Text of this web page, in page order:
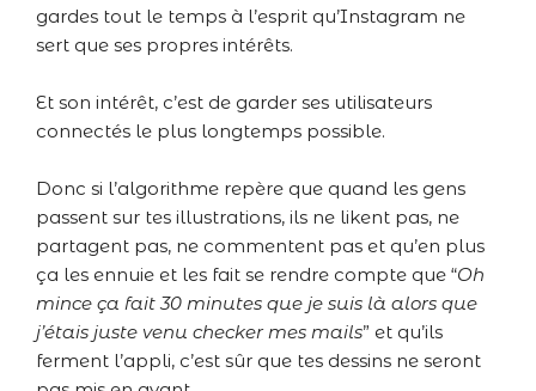
gardes tout le temps à l’esprit qu’Instagram ne
sert que ses propres intérêts.
Et son intérêt, c’est de garder ses utilisateurs
connectés le plus longtemps possible.
Donc si l’algorithme repère que quand les gens
passent sur tes illustrations, ils ne likent pas, ne
partagent pas, ne commentent pas et qu’en plus
ça les ennuie et les fait se rendre compte que “Oh
mince ça fait 30 minutes que je suis là alors que
j’étais juste venu checker mes mails” et qu’ils
ferment l’appli, c’est sûr que tes dessins ne seront